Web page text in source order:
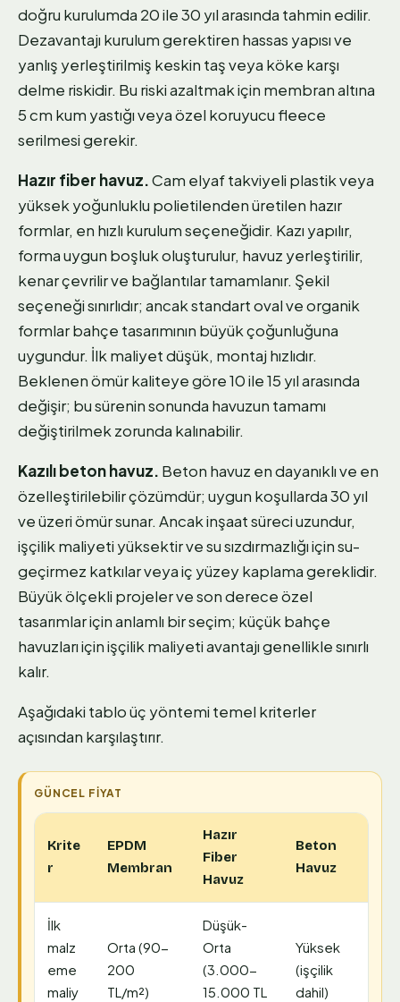
doğru kurulumda 20 ile 30 yıl arasında tahmin edilir.
Dezavantajı kurulum gerektiren hassas yapısı ve
yanlış yerleştirilmiş keskin taş veya köke karşı
delme riskidir. Bu riski azaltmak için membran altına
5 cm kum yastığı veya özel koruyucu fleece
serilmesi gerekir.
Hazır fiber havuz.Cam elyaf takviyeli plastik veya
yüksek yoğunluklu polietilenden üretilen hazır
formlar, en hızlı kurulum seçeneğidir. Kazı yapılır,
forma uygun boşluk oluşturulur, havuz yerleştirilir,
kenar çevrilir ve bağlantılar tamamlanır. Şekil
seçeneği sınırlıdır; ancak standart oval ve organik
formlar bahçe tasarımının büyük çoğunluğuna
uygundur. İlk maliyet düşük, montaj hızlıdır.
Beklenen ömür kaliteye göre 10 ile 15 yıl arasında
değişir; bu sürenin sonunda havuzun tamamı
değiştirilmek zorunda kalınabilir.
Kazılı beton havuz. Beton havuz en dayanıklı ve en
özelleştirilebilir çözümdür; uygun koşullarda 30 yıl
ve üzeri ömür sunar. Ancak inşaat süreci uzundur,
işçilik maliyeti yüksektir ve su sızdırmazlığı için su-
geçirmez katkılar veya iç yüzey kaplama gereklidir.
Büyük ölçekli projeler ve son derece özel
tasarımlar için anlamlı bir seçim; küçük bahçe
havuzları için işçilik maliyeti avantajı genellikle sınırlı
kalır.
Aşağıdaki tablo üç yöntemi temel kriterler
açısından karşılaştırır.
Krite
r
EPDM
Membran
Hazır
Fiber
Havuz
Beton
Havuz
İlk
malz
eme
maliy
Orta (90-
200
TL/m²)
Düşük-
Orta
(3.000-
15.000 TL
Yüksek
(işçilik
dahil)